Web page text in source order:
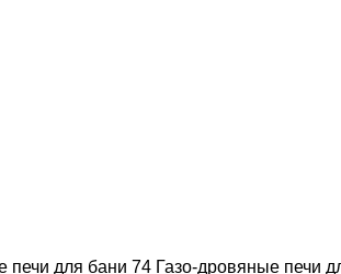
печи для бани 74 Газо-дровяные печи